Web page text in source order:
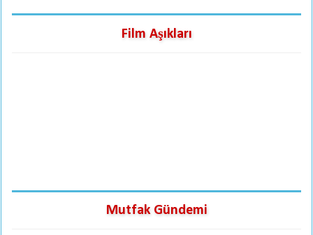
Film Aşıkları
Mutfak Gündemi